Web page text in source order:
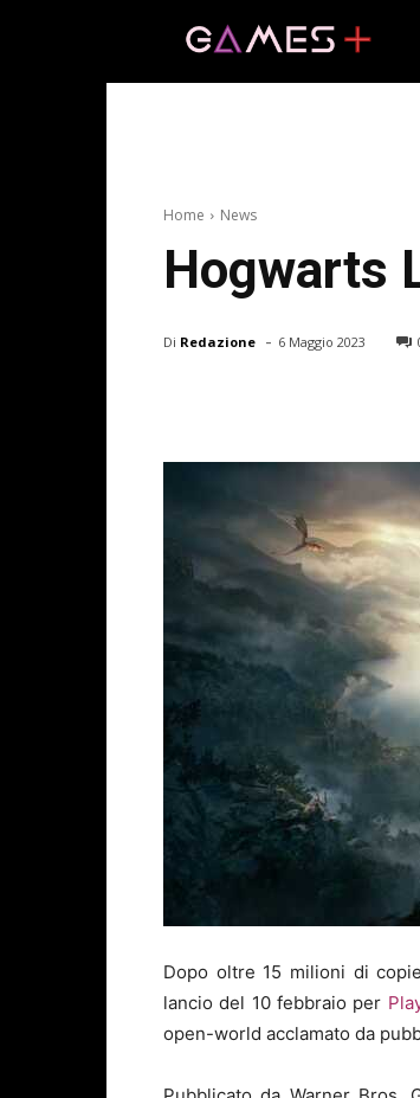
Home News
Hogwarts
Di Redazione - 6 Maggio 2023
Dopo oltre 15 milioni di
lancio del 10 febbraio per
open-world acclamato da